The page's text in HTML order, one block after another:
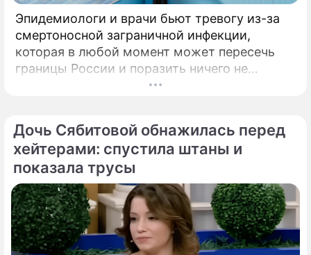
Эпидемиологи и врачи бьют тревогу из-за
смертоносной заграничной инфекции,
которая в любой момент может пересечь
границы России и поразить ничего не
подозревающих граждан. Россию
и смертоносный вирус Бурбон.
Дочь Сябитовой обнажилась перед
хейтерами: спустила штаны и
показала трусы